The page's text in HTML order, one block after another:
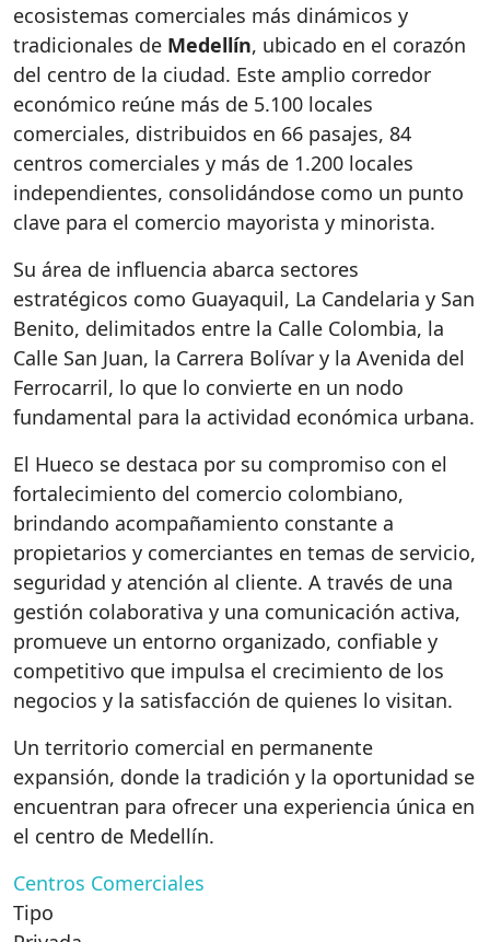
ecosistemas comerciales más dinámicos y
tradicionales de Medellín, ubicado en el corazón
del centro de la ciudad. Este amplio corredor
económico reúne más de 5.100 locales
comerciales, distribuidos en 66 pasajes, 84
centros comerciales y más de 1.200 locales
independientes, consolidándose como un punto
clave para el comercio mayorista y minorista.
Su área de influencia abarca sectores
estratégicos como Guayaquil, La Candelaria y San
Benito, delimitados entre la Calle Colombia, la
Calle San Juan, la Carrera Bolívar y la Avenida del
Ferrocarril, lo que lo convierte en un nodo
fundamental para la actividad económica urbana.
El Hueco se destaca por su compromiso con el
fortalecimiento del comercio colombiano,
brindando acompañamiento constante a
propietarios y comerciantes en temas de servicio,
seguridad y atención al cliente. A través de una
gestión colaborativa y una comunicación activa,
promueve un entorno organizado, confiable y
competitivo que impulsa el crecimiento de los
negocios y la satisfacción de quienes lo visitan.
Un territorio comercial en permanente
expansión, donde la tradición y la oportunidad se
encuentran para ofrecer una experiencia única en
el centro de Medellín.
Centros Comerciales
Tipo